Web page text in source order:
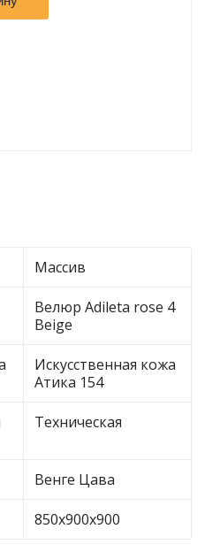
Массив
Велюр Adileta rose 4
Beige
Искусственная кожа
Атика 154
Техническая
Венге Цава
850х900х900